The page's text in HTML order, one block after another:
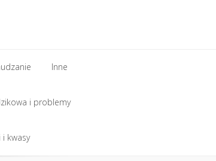
Inne
Inne
i problemy
i problemy
i kwasy